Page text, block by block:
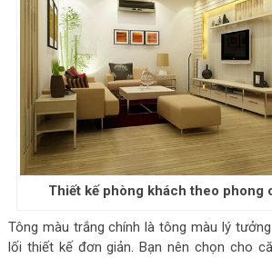
Thiết kế phòng khách theo phong
Tông màu trắng chính là tông màu lý
lối thiết kế đơn giản. Bạn nên chọn cho